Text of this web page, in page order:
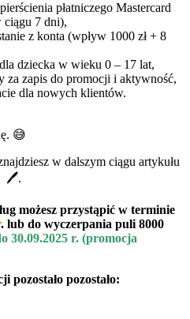
płatniczego Mastercard
ciągu 7 dni),
z konta (wpływ 1000 zł + 8
dziecka w wieku 0 – 17 lat,
za zapis do promocji i aktywność,
dla nowych klientów.
😅
w dalszym ciągu artykułu
🖊.
możesz przystąpić w terminie
. lub do wyczerpania puli 8000
30.09.2025 r. (promocja
pozostało pozostało: